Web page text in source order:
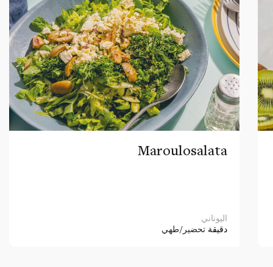
Maroulosalata
اليوناني
دقيقة تحضير/طهي